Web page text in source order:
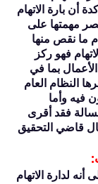
أن بارة الاتهام
مهمتها على
ما نقص منها
فهو ركز
بما في
النظام العام
فيه وأما
فقد أقرى
قاضي التحقيق
لدارة الاتهام